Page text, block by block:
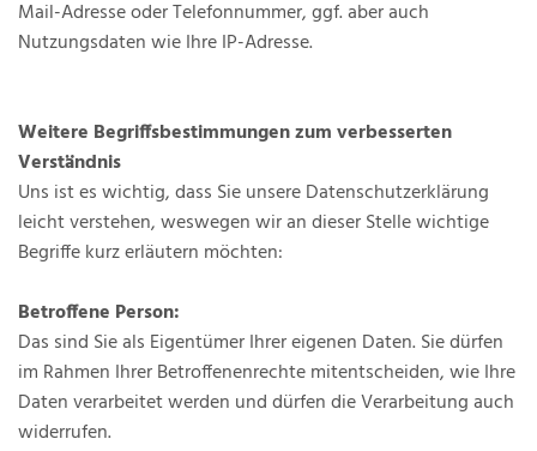
Mail-Adresse oder Telefonnummer, ggf. aber auch
Nutzungsdaten wie Ihre IP-Adresse.
Weitere Begriffsbestimmungen zum verbesserten
Verständnis
Uns ist es wichtig, dass Sie unsere Datenschutzerklärung
leicht verstehen, weswegen wir an dieser Stelle wichtige
Begriffe kurz erläutern möchten:
Betroffene Person:
Das sind Sie als Eigentümer Ihrer eigenen Daten. Sie dürfen
im Rahmen Ihrer Betroffenenrechte mitentscheiden, wie Ihre
Daten verarbeitet werden und dürfen die Verarbeitung auch
widerrufen.